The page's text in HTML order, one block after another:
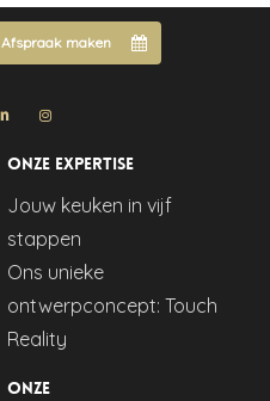
Afspraak maken
Onze expertise
Jouw keuken in vijf
stappen
Ons unieke
ontwerpconcept: Touch
Reality
Onze